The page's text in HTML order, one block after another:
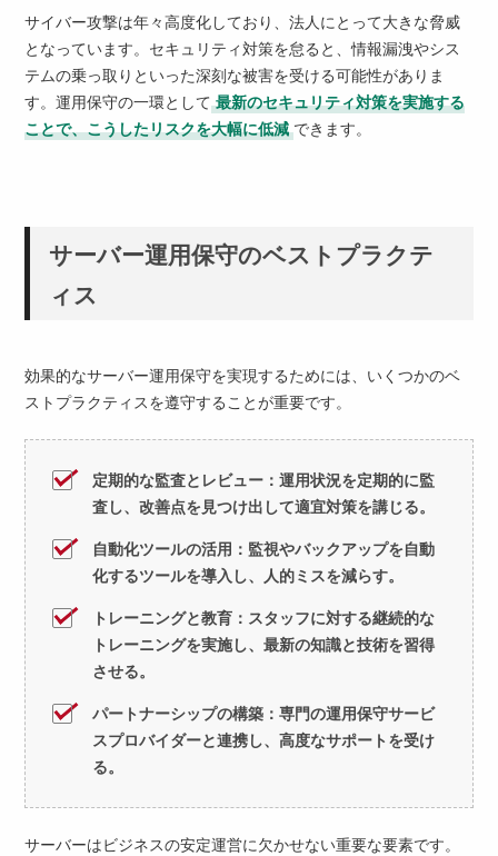
サイバー攻撃は年々高度化しており、法人にとって大きな脅威
となっています。セキュリティ対策を怠ると、情報漏洩やシス
テムの乗っ取りといった深刻な被害を受ける可能性がありま
す。運用保守の一環として 最新のセキュリティ対策を実施する
ことで、こうしたリスクを大幅に低減 できます。
サーバー運用保守のベストプラクテ
ィス
効果的なサーバー運用保守を実現するためには、いくつかのベ
ストプラクティスを遵守することが重要です。
定期的な監査とレビュー：運用状況を定期的に監
査し、改善点を見つけ出して適宜対策を講じる。
自動化ツールの活用：監視やバックアップを自動
化するツールを導入し、人的ミスを減らす。
トレーニングと教育：スタッフに対する継続的な
トレーニングを実施し、最新の知識と技術を習得
させる。
パートナーシップの構築：専門の運用保守サービ
スプロバイダーと連携し、高度なサポートを受け
る。
サーバーはビジネスの安定運営に欠かせない重要な要素です。